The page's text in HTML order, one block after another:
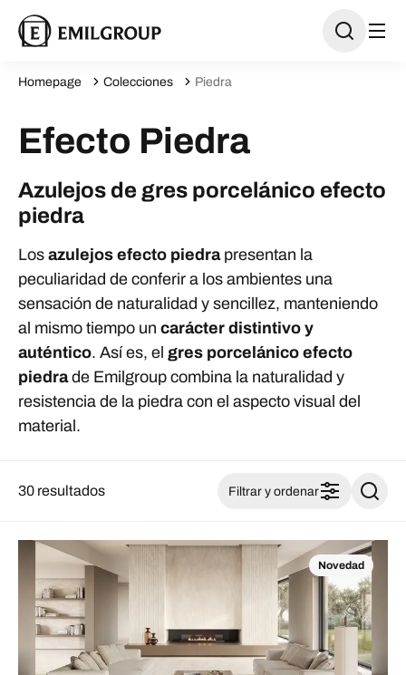
Homepage Colecciones Piedra
Efecto Piedra
Azulejos de gres porcelánico efecto
piedra
Los azulejos efecto piedra presentan la
peculiaridad de conferir a los ambientes una
sensación de naturalidad y sencillez, manteniendo
al mismo tiempo un carácter distintivo y
auténtico. Así es, el gres porcelánico efecto
piedrade Emilgroup combina la naturalidad y
resistencia de la piedra con el aspecto visual del
material.
30 resultados Filtrar y ordenar
Novedad